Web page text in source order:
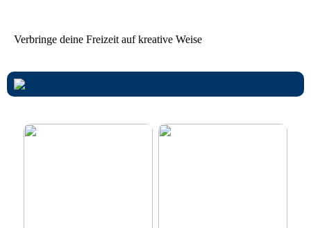
Verbringe deine Freizeit auf kreative Weise